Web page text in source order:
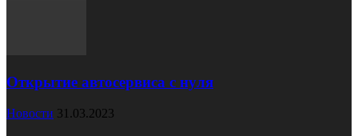
Открытие автосервиса с нуля
Новости 31.03.2023